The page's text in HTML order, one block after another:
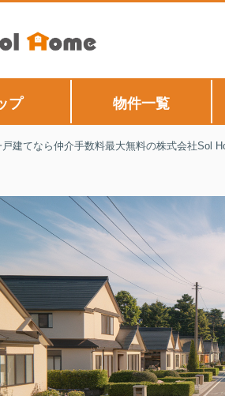
プ 物件一覧
建てなら仲介手数料最大無料の株式会社Sol